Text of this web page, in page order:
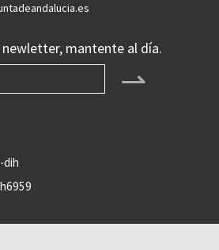
mantente al día.
⇀
dih